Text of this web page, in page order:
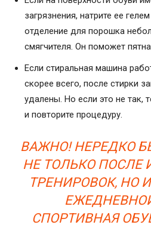
загрязнения, натрите ее
отделение для порошка
смягчителя. Он поможет
Если стиральная машина
скорее всего, после стирки
удалены. Но если это не так,
и повторите процедуру.
ВАЖНО! НЕРЕДКО
НЕ ТОЛЬКО ПОСЛЕ
ТРЕНИРОВОК, НО
СПОРТИВНАЯ